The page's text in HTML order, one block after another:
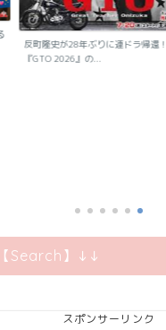
反町隆史が28年ぶりに連ドラ帰還！
『GTO 2026』の...
Search】↓↓
スポンサーリンク